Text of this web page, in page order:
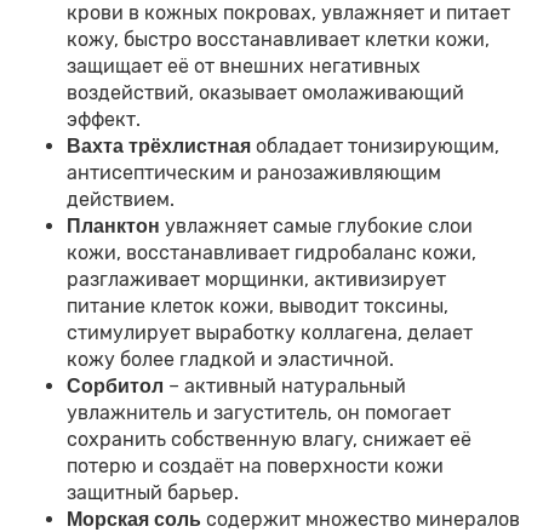
крови в кожных покровах, увлажняет и питает
кожу, быстро восстанавливает клетки кожи,
защищает её от внешних негативных
воздействий, оказывает омолаживающий
эффект.
Вахта трёхлистная обладает тонизирующим,
антисептическим и ранозаживляющим
действием.
Планктон увлажняет самые глубокие слои
кожи, восстанавливает гидробаланс кожи,
разглаживает морщинки, активизирует
питание клеток кожи, выводит токсины,
стимулирует выработку коллагена, делает
кожу более гладкой и эластичной.
Сорбитол – активный натуральный
увлажнитель и загуститель, он помогает
сохранить собственную влагу, снижает её
потерю и создаёт на поверхности кожи
защитный барьер.
Морская соль содержит множество минералов